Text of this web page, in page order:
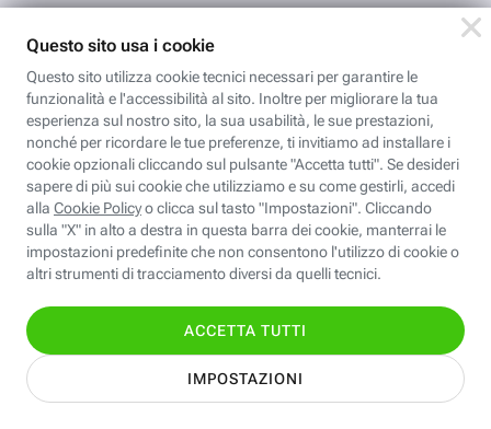
Valentina CAD: Dettaglio e stampa
cartamodelli
Dal file al tessuto è il passaggio che ci porta al
cartamodelli digitali e parametrici.Approfondisci
e…
Iscriviti